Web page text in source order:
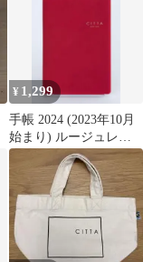
¥ 1,299
手帳 2024 (2023年10月
始まり) ルージュレッ
ド【B6サイズ】